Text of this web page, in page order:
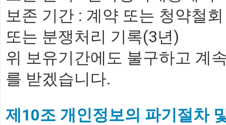
보존 기간 : 계약 또는 청약철
또는 분쟁처리 기록(3년)
위 보유기간에도 불구하고 계
를 받겠습니다.
제10조 개인정보의 파기절차